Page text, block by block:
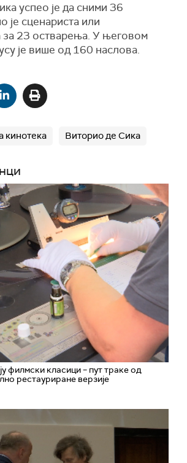
успео је да сними 36
је сценариста или
за 23 остварења. У његовом
је више од 160 наслова.
кинотека Виторио де Сика
филмски класици – пут траке од
рестауриране верзије